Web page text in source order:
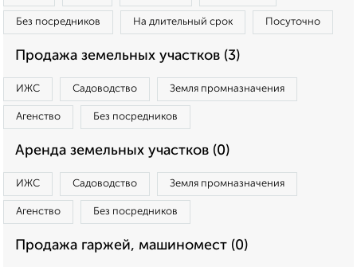
Без посредников На длительный срок Посуточно
Продажа земельных участков (3)
ИЖС Садоводство Земля промназначения
Агенство Без посредников
Аренда земельных участков (0)
ИЖС Садоводство Земля промназначения
Агенство Без посредников
Продажа гаржей, машиномест (0)